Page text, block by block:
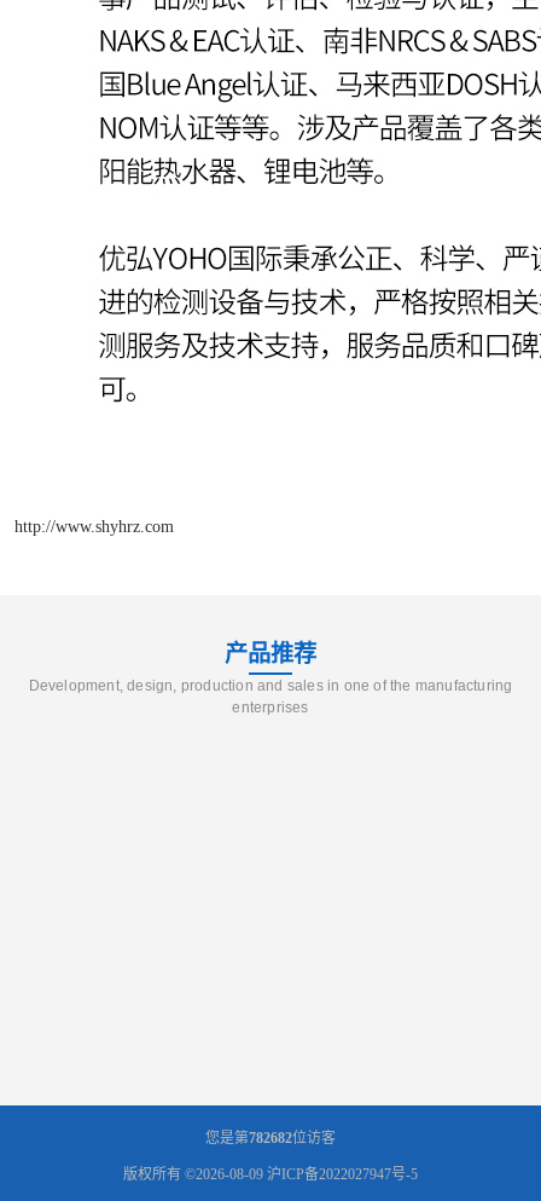
http://www.shyhrz.com
产品推荐
Development, design, production and sales in one of the manufacturing
enterprises
您是第782682位访客
版权所有 ©2026-08-09 沪ICP备2022027947号-5